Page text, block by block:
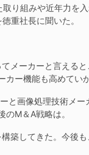
り組みや近年力を
重社長に聞いた。
ーカーと言える
ー機能も高めてい
画像処理技術メー
M＆A戦略は。
してきた。今後